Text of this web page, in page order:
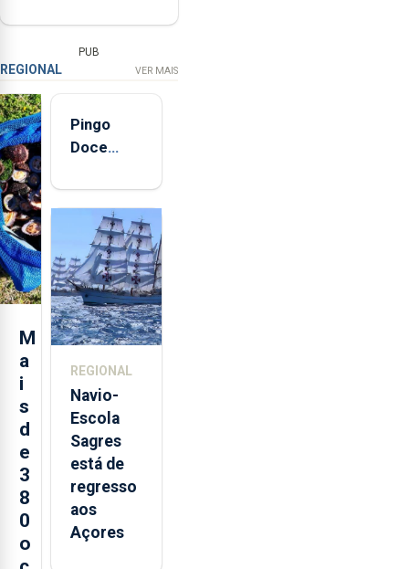
PUB
REGIONAL VER MAIS
M
a
i
s
d
e
3
8
0
o
Pingo
Doce
quinta-
feira nova
loja em
São
Sebastião
e cria 30
postos de
REGIONAL
Navio-
Escola
Sagres
está de
regresso
aos
Açores